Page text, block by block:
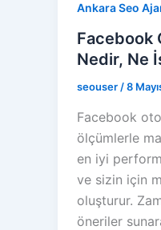
Ankara Seo
Facebook
Nedir, Ne
seouser /8
Facebook
ölçümlerle
en iyi
ve sizin için
oluşturur.
öneriler